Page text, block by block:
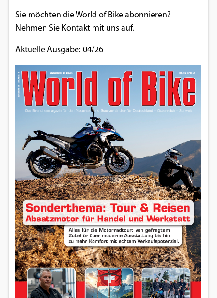
Sie möchten die World of Bike abonnieren?
Nehmen Sie Kontakt mit uns auf.
Aktuelle Ausgabe: 04/26